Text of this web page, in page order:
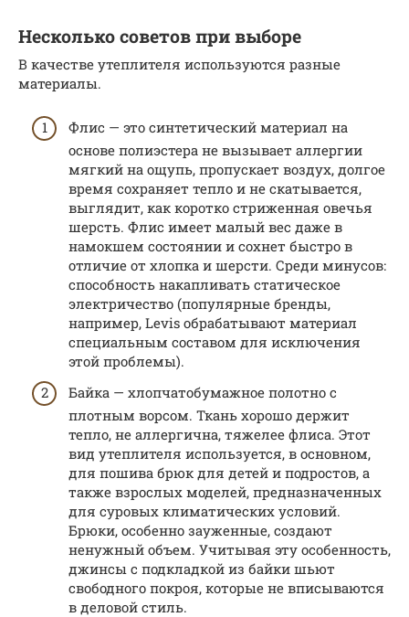
Несколько советов при выборе
В качестве утеплителя используются разные
материалы.
Флис — это синтетический материал на
основе полиэстера не вызывает аллергии
мягкий на ощупь, пропускает воздух, долгое
время сохраняет тепло и не скатывается,
выглядит, как коротко стриженная овечья
шерсть. Флис имеет малый вес даже в
намокшем состоянии и сохнет быстро в
отличие от хлопка и шерсти. Среди минусов:
способность накапливать статическое
электричество (популярные бренды,
например, Levis обрабатывают материал
специальным составом для исключения
этой проблемы).
Байка — хлопчатобумажное полотно с
плотным ворсом. Ткань хорошо держит
тепло, не аллергична, тяжелее флиса. Этот
вид утеплителя используется, в основном,
для пошива брюк для детей и подростов, а
также взрослых моделей, предназначенных
для суровых климатических условий.
Брюки, особенно зауженные, создают
ненужный объем. Учитывая эту особенность,
джинсы с подкладкой из байки шьют
свободного покроя, которые не вписываются
в деловой стиль.